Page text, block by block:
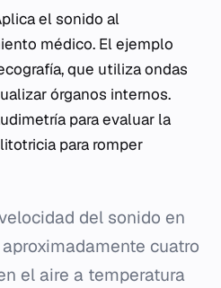
el sonido al
médico. El ejemplo
que utiliza ondas
órganos internos.
para evaluar la
para romper
del sonido en
cuatro
el aire a temperatura